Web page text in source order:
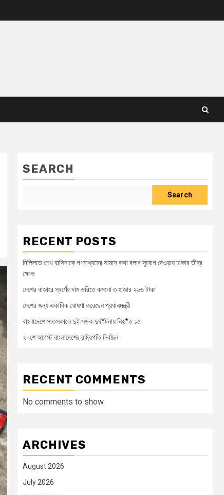
SEARCH
Search
RECENT POSTS
দিল্লিতে শেখ হাসিনাকে গণমাধ্যমের সামনে কথা বলার সুযোগ দেওয়ায় ঢাকার তীব্র
ক্ষোভ
দেশের বাজারে স্বর্ণের দাম ভরিতে কমলো ৩ হাজার ২৬৬ টাকা
দেশের জন্য একাধিক ঘোষণা করেছেন প্রধানমন্ত্রী
বাংলাদেশে সাতসকালে দুই সড়ক দুর্ঘ*টনায় নিহ*ত ১৫
২০শে আগস্ট বাংলাদেশের রাষ্ট্রপতি নির্বাচন
RECENT COMMENTS
No comments to show.
ARCHIVES
August 2026
July 2026